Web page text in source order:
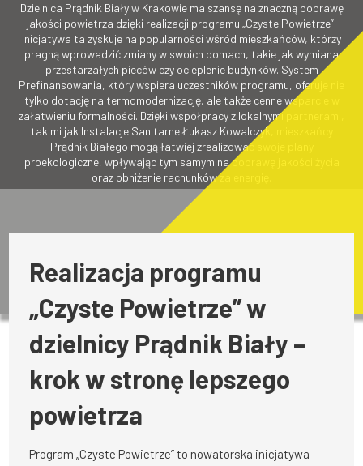
Dzielnica Prądnik Biały w Krakowie ma szansę na znaczną poprawę
jakości powietrza dzięki realizacji programu „Czyste Powietrze”.
Inicjatywa ta zyskuje na popularności wśród mieszkańców, którzy
pragną wprowadzić zmiany w swoich domach, takie jak wymiana
przestarzałych pieców czy ocieplenie budynków. System
Prefinansowania, który wspiera uczestników programu, oferuje nie
tylko dotację na termomodernizację, ale także cenne wsparcie w
załatwieniu formalności. Dzięki współpracy z lokalnymi partnerami,
takimi jak Instalacje Sanitarne Łukasz Kowalczyk, mieszkańcy
Prądnik Białego mogą łatwiej zrealizować swoje plany
proekologiczne, wpływając tym samym na poprawę jakości życia
oraz obniżenie rachunków za energię.
Realizacja programu
„Czyste Powietrze” w
dzielnicy Prądnik Biały –
krok w stronę lepszego
powietrza
Program „Czyste Powietrze” to nowatorska inicjatywa